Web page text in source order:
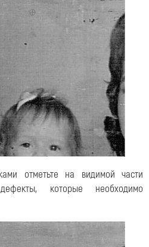
отметьте на видимой части
которые необходимо